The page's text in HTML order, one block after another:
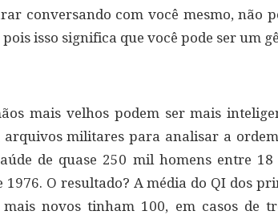
conversando com você mesmo, não
isso significa que você pode ser um
mais velhos podem ser mais
arquivos militares para analisar a
de quase 250 mil homens entre 18
1976. O resultado? A média do QI dos
novos tinham 100, em casos de